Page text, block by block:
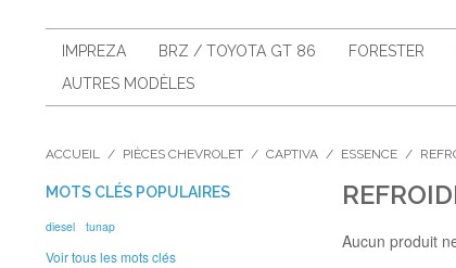
IMPREZA BRZ / TOYOTA GT 86 FORESTER
AUTRES MODÈLES
ACCUEIL / PIÈCES CHEVROLET / CAPTIVA / ESSENCE /
Aucun produit
MOTS CLÉS POPULAIRES
diesel tunap
Voir tous les mots clés